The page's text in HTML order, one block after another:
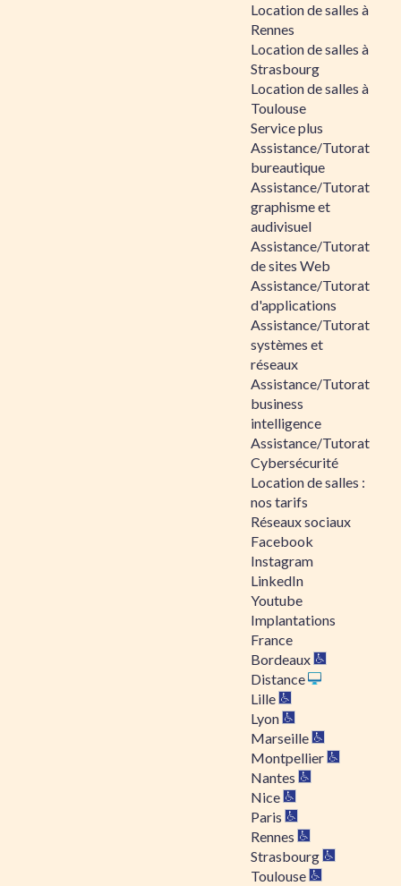
Location de salles à
Rennes
Location de salles à
Strasbourg
Location de salles à
Toulouse
Service plus
Assistance/Tutorat
bureautique
Assistance/Tutorat
graphisme et
audivisuel
Assistance/Tutorat
de sites Web
Assistance/Tutorat
d'applications
Assistance/Tutorat
systèmes et
réseaux
Assistance/Tutorat
business
intelligence
Assistance/Tutorat
Cybersécurité
Location de salles :
nos tarifs
Réseaux sociaux
Facebook
Instagram
LinkedIn
Youtube
Implantations
France
Bordeaux
Distance
Lille
Lyon
Marseille
Montpellier
Nantes
Nice
Paris
Rennes
Strasbourg
Toulouse